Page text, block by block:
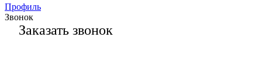
Профиль
Звонок
Заказать звонок